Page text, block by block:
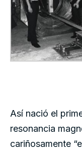
Así nació el
resonancia
cariñosamente